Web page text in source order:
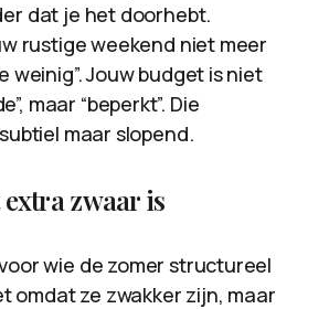
dat je het doorhebt.
rustige weekend niet meer
weinig”. Jouw budget is niet
maar “beperkt”. Die
maar slopend.
zwaar is
wie de zomer structureel
omdat ze zwakker zijn, maar